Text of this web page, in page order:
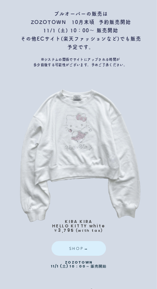
プルオーバーの販売は
​ZOZOTOWN 10月末頃 予約販売開始
11/1 (土) 10：00～ 販売開始
その他ECサイト(楽天ファッションなど)でも販売
予定です。
※システムの関係でサイトにアップされる時間が
​多少前後する可能性がございます。予めご了承ください。
KIRA KIRA
HELLO KITTY white
​￥3,795
(with ta x )
SHOP→
ZOZOTOWN
11/1 (土) 10：00～ 販売開始